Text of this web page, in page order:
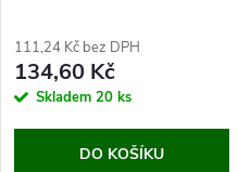
111,24 Kč bez DPH
134,60 Kč
Skladem 20 ks
DO KOŠÍKU